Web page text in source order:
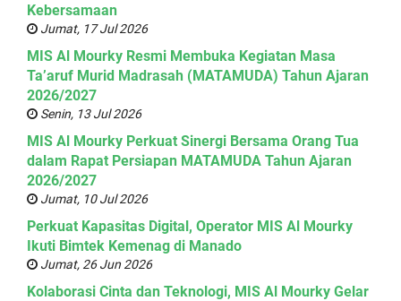
Kebersamaan
Jumat, 17 Jul 2026
MIS Al Mourky Resmi Membuka Kegiatan Masa
Ta’aruf Murid Madrasah (MATAMUDA) Tahun Ajaran
2026/2027
Senin, 13 Jul 2026
MIS Al Mourky Perkuat Sinergi Bersama Orang Tua
dalam Rapat Persiapan MATAMUDA Tahun Ajaran
2026/2027
Jumat, 10 Jul 2026
Perkuat Kapasitas Digital, Operator MIS Al Mourky
Ikuti Bimtek Kemenag di Manado
Jumat, 26 Jun 2026
Kolaborasi Cinta dan Teknologi, MIS Al Mourky Gelar